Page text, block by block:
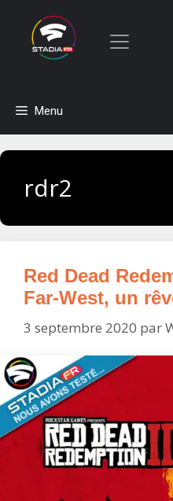
contenu
Menu
rdr2
Red Dead
Far-West, un
3 septembre 2020 par